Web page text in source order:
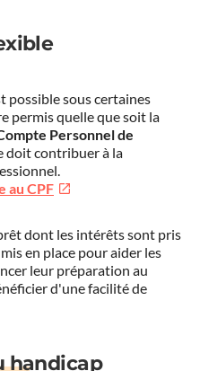
possible sous certaines
permis quelle que soit la
Personnel de
doit contribuer à la
au CPF
dont les intérêts sont pris
en place pour aider les
leur préparation au
d'une facilité de
handicap